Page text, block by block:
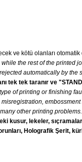
ve kötü olanları
the rest of the printed
automatically by the
tek tek taranır ve
of printing or finishing
other printing problems.
kusur, lekeler,
Holografik Şerit,